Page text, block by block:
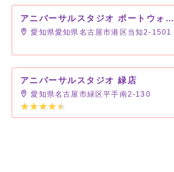
アニバーサルスタジオ ポートウォークみなと店
愛知県愛知県名古屋市港区当知2-1501
アニバーサルスタジオ 緑店
愛知県名古屋市緑区平手南2-130